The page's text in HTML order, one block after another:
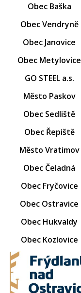
Obec Baška
Obec Vendryně
Obec Janovice
Obec Metylovice
GO STEEL a.s.
Město Paskov
Obec Sedliště
Obec Řepiště
Město Vratimov
Obec Čeladná
Obec Fryčovice
Obec Ostravice
Obec Hukvaldy
Obec Kozlovice